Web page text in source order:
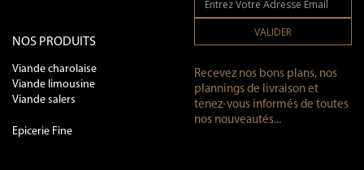
NOS PRODUITS
Viande charolaise
Viande limousine
Viande salers
Epicerie Fine
VALIDER
Recevez nos bons plans, nos
plannings de livraison et
tenez-vous informés de toutes
nos nouveautés...